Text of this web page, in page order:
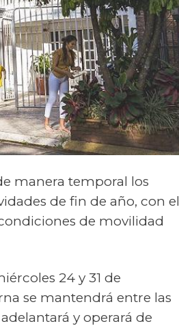
manera temporal los
de fin de año, con el
de movilidad
24 y 31 de
se mantendrá entre las
y operará de